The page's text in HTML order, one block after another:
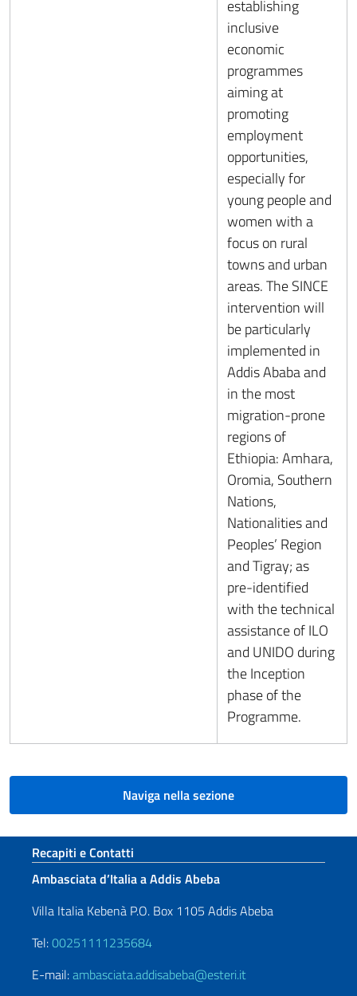
establishing
inclusive
economic
programmes
aiming at
promoting
employment
opportunities,
especially for
young people and
women with a
focus on rural
towns and urban
areas. The SINCE
intervention will
be particularly
implemented in
Addis Ababa and
in the most
migration-prone
regions of
Ethiopia: Amhara,
Oromia, Southern
Nations,
Nationalities and
Peoples’ Region
and Tigray; as
pre-identified
with the technical
assistance of ILO
and UNIDO during
the Inception
phase of the
Programme.
Naviga nella sezione
Sezione footer
Recapiti e Contatti
Ambasciata d’Italia a Addis Abeba
Villa Italia Kebenà P.O. Box 1105 Addis Abeba
Tel:00251111235684
E-mail:ambasciata.addisabeba@esteri.it